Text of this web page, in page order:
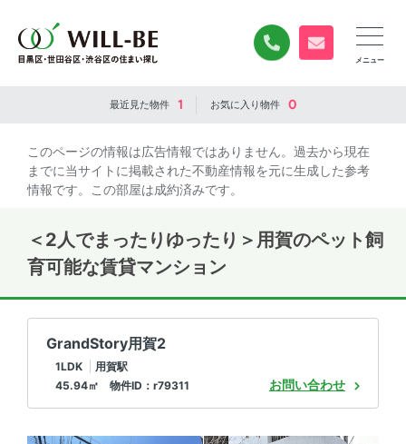
0120-840-834
無料お問い合
最近見た物件 1 お気に入り物件 0
このページの情報は広告情報ではありません。過去から現在
までに当サイトに掲載された不動産情報を元に生成した参考
情報です。この部屋は成約済みです。
＜2人でまったりゆったり＞用賀のペット飼
育可能な賃貸マンション
GrandStory用賀2
1LDK
用賀駅
45.94㎡ 物件ID：r79311
お問い合わせ